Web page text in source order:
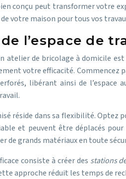
conçu peut transformer votre
votre maison pour tous vos
l’espace de
atelier de bricolage à domicile
votre efficacité.
libérant ainsi de l’espace
réside dans sa flexibilité.
et peuvent être déplacés pour
de grands matériaux en toute
consiste à créer des stations
approche réduit les temps de